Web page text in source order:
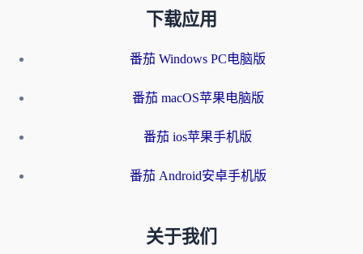
下载应用
番茄 Windows PC电脑版
番茄 macOS苹果电脑版
番茄 ios苹果手机版
番茄 Android安卓手机版
关于我们